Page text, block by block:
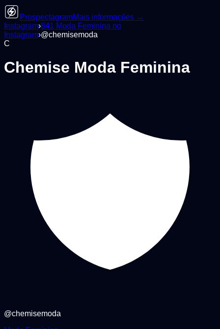
ProspectagramMais informações →
Instagram›841 Moda Feminina no
Instagram›@chemisemoda
C
Chemise Moda Feminina
@chemisemoda